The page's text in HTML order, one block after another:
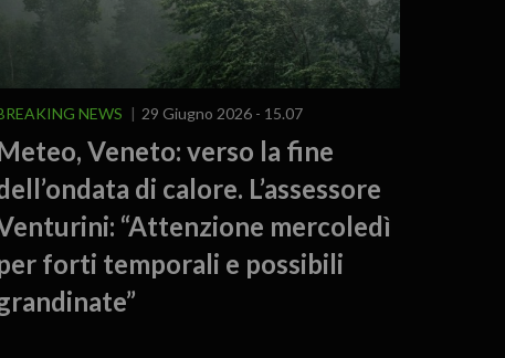
NEWS 29 Giugno 2026 - 15.07
Veneto: verso la fine
di calore. L’assessore
“Attenzione mercoledì
forti temporali e possibili